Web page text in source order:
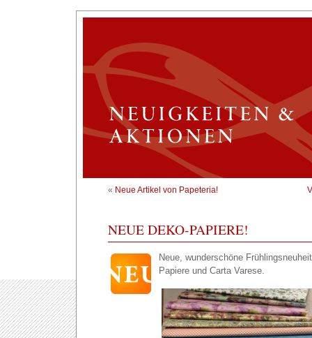
« Neue Artikel von Papeteria!
NEUE DEKO-PAPIERE!
Neue, wunderschöne
Papiere und Carta Varese.